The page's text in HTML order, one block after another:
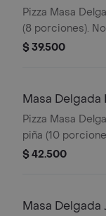
Mediana
Pizza Masa
(8 porciones).
llevala por
$ 39.500
Masa Delgada
Familiar
Pizza Masa
piña (10
de ajo, llevala
$ 42.500
Masa Delgada